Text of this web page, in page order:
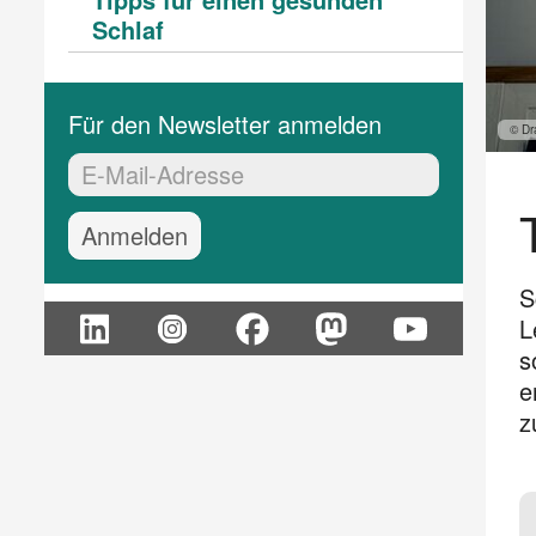
Schlaf(current)
Für den Newsletter anmelden
EMail-Adresse:*
©